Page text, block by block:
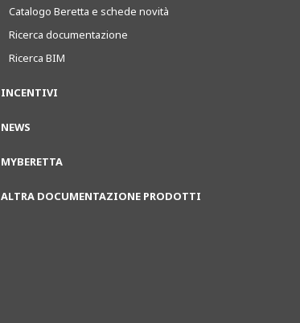
Catalogo Beretta e schede novità
Ricerca documentazione
Ricerca BIM
INCENTIVI
NEWS
MYBERETTA
ALTRA DOCUMENTAZIONE PRODOTTI